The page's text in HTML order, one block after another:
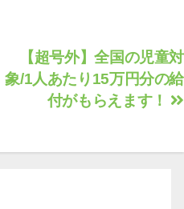
【超号外】全国の児童対
象/1人あたり15万円分の給
付がもらえます！